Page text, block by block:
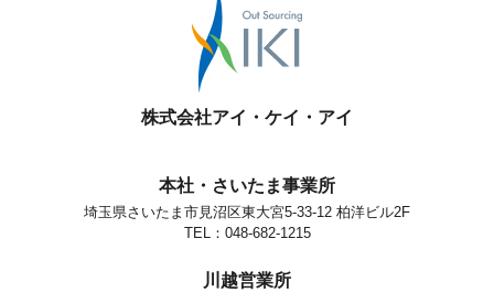
株式会社アイ・ケイ・アイ
本社・さいたま事業所
埼玉県さいたま市見沼区東大宮5-33-12 柏洋ビル2F
TEL：048-682-1215
川越営業所